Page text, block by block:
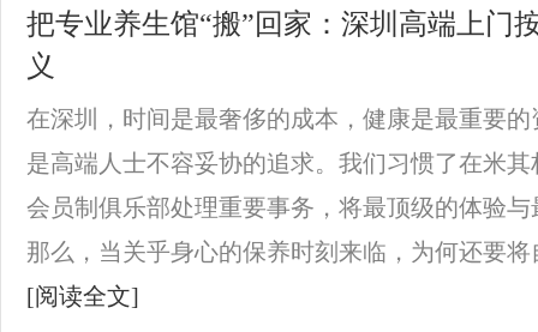
把专业养生馆“搬”回家：深圳高端上门
义
在深圳，时间是最奢侈的成本，健康是最重要
是高端人士不容妥协的追求。我们习惯了在米
会员制俱乐部处理重要事务，将最顶级的体验
那么，当关乎身心的保养时刻来临，为何还要
[阅读全文]